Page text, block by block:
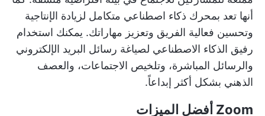
أنها تعد بمحرك ذكاء اصطناعي متكامل لزيادة الإنتاجية
وتحسين فعالية الفريق وتعزيز مهاراتك. يمكنك استخدام
رفيق الذكاء الاصطناعي لصياغة رسائل البريد الإلكتروني
والرسائل المباشرة، وتلخيص الاجتماعات، والعصف
الذهني بشكل أكثر إبداعاً.
Zoom أفضل الميزات